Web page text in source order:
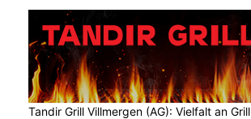
Tandir Grill Villmergen (AG): Vielfalt an